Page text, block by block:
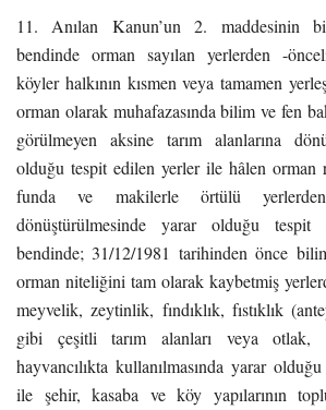
11. Anılan Kanun’un 2. maddesinin
bendinde orman sayılan yerlerden -
köyler halkının kısmen veya tamamen
orman olarak muhafazasında bilim ve fen
görülmeyen aksine tarım alanlarına
olduğu tespit edilen yerler ile hâlen orman
funda ve makilerle örtülü yerlerden
dönüştürülmesinde yarar olduğu
bendinde; 31/12/1981 tarihinden önce
orman niteliğini tam olarak kaybetmiş
meyvelik, zeytinlik, fındıklık, fıstıklık
gibi çeşitli tarım alanları veya otlak,
hayvancılıkta kullanılmasında yarar
ile şehir, kasaba ve köy yapılarının